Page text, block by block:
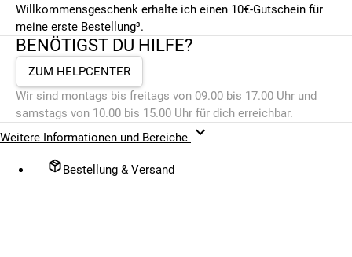
Willkommensgeschenk erhalte ich einen 10€-Gutschein für
meine erste Bestellung³.
BENÖTIGST DU HILFE?
ZUM HELPCENTER
Wir sind montags bis freitags von 09.00 bis 17.00 Uhr und
samstags von 10.00 bis 15.00 Uhr für dich erreichbar.
Weitere Informationen und Bereiche
Bestellung & Versand